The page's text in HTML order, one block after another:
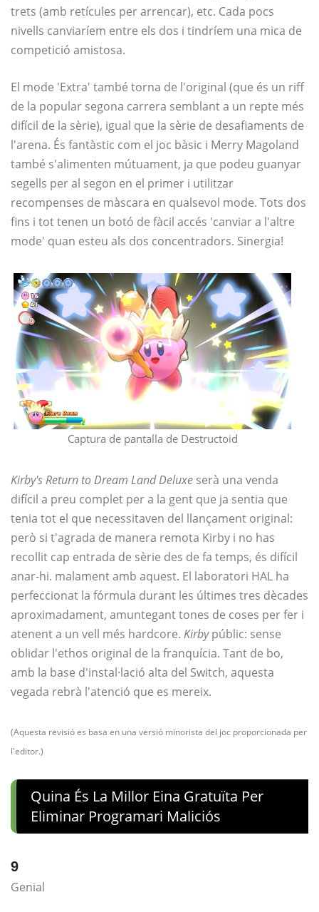
trets (amb retícules per arrencar), etc. Cada pocs
nivells canviaríem entre els dos i tindríem una mica de
competició amistosa.
El mode 'Extra' també torna de l'original (que és un riff
de la popular segona carrera semblant a un repte més
difícil de la sèrie), igual que la sèrie de desafiaments de
l'arena. És fantàstic com el joc bàsic i Merry Magoland
també s'alimenten mútuament, ja que podeu guanyar
segells per al segon en el primer i utilitzar
recompenses de màscara en qualsevol mode. Tots dos
fins i tot tenen un botó de fàcil accés 'canviar a l'altre
mode' quan esteu als dos concentradors. Sinergia!
Captura de pantalla de Destructoid
Kirby's Return to Dream Land Deluxe serà una venda
difícil a preu complet per a la gent que ja sentia que
tenia tot el que necessitaven del llançament original:
però si t'agrada de manera remota Kirby i no has
recollit cap entrada de sèrie des de fa temps, és difícil
anar-hi. malament amb aquest. El laboratori HAL ha
perfeccionat la fórmula durant les últimes tres dècades
aproximadament, amuntegant tones de coses per fer i
atenent a un vell més hardcore. Kirbypúblic: sense
oblidar l'ethos original de la franquícia. Tant de bo,
amb la base d'instal·lació alta del Switch, aquesta
vegada rebrà l'atenció que es mereix.
(Aquesta revisió es basa en una versió minorista del joc proporcionada per
l'editor.)
Quina És La Millor Eina Gratuïta Per
Eliminar Programari Maliciós
9
Genial